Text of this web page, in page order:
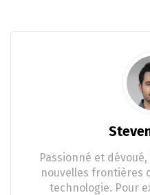
Passionné et
nouvelles frontières
technologie. Pour